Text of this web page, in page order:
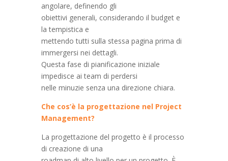
angolare, definendo gli
obiettivi generali, considerando il budget e
la tempistica e
mettendo tutti sulla stessa pagina prima di
immergersi nei dettagli.
Questa fase di pianificazione iniziale
impedisce ai team di perdersi
nelle minuzie senza una direzione chiara.
Che cos’è la progettazione nel Project
Management?
La progettazione del progetto è il processo
di creazione di una